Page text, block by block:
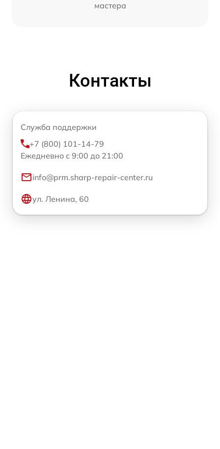
мастера
Контакты
Служба поддержки
+7 (800) 101-14-79
Ежедневно с 9:00 до 21:00
info@prm.sharp-repair-center.ru
ул. Ленина, 60